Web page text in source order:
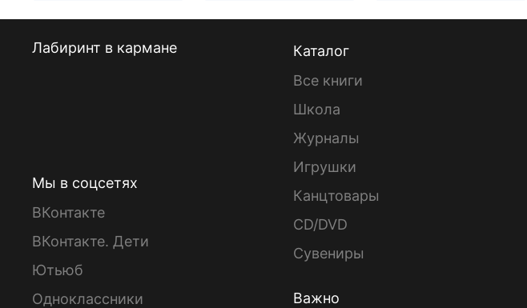
Лабиринт в кармане
Мы в соцсетях
ВКонтакте
ВКонтакте. Дети
Ютьюб
Одноклассники
Каталог
Все книги
Школа
Журналы
Игрушки
Канцтовары
CD/DVD
Сувениры
Важно